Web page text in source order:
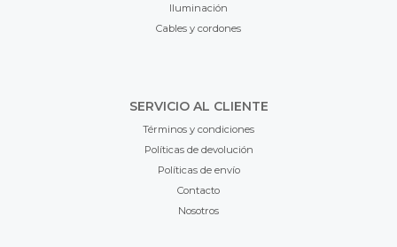
Iluminación
Cables y cordones
SERVICIO AL CLIENTE
Términos y condiciones
Políticas de devolución
Políticas de envío
Contacto
Nosotros